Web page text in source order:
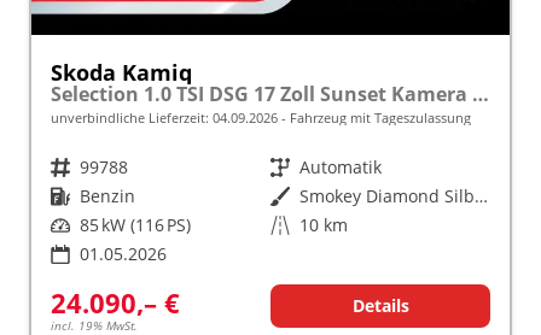
Skoda Kamiq
Selection 1.0 TSI DSG 17 Zoll Sunset Kamera PDC v+h
unverbindliche Lieferzeit: 04.09.2026 Fahrzeug mit Tageszulassung
Fahrzeugnr. 99788 Getriebe Automatik
Kraftstoff Benzin Außenfarbe
Smokey Diamond Silber Metallic
Leistung 85 kW (116 PS) Kilometerstand 10 km
01.05.2026
24.090,– €
incl. 19% MwSt.
Details